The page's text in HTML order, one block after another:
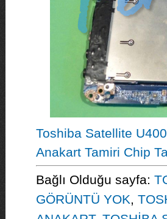
Toshiba Satellite
Anakart Tamiri Chip
Bağlı Olduğu sayfa:
GÖRÜNTÜ YOK,